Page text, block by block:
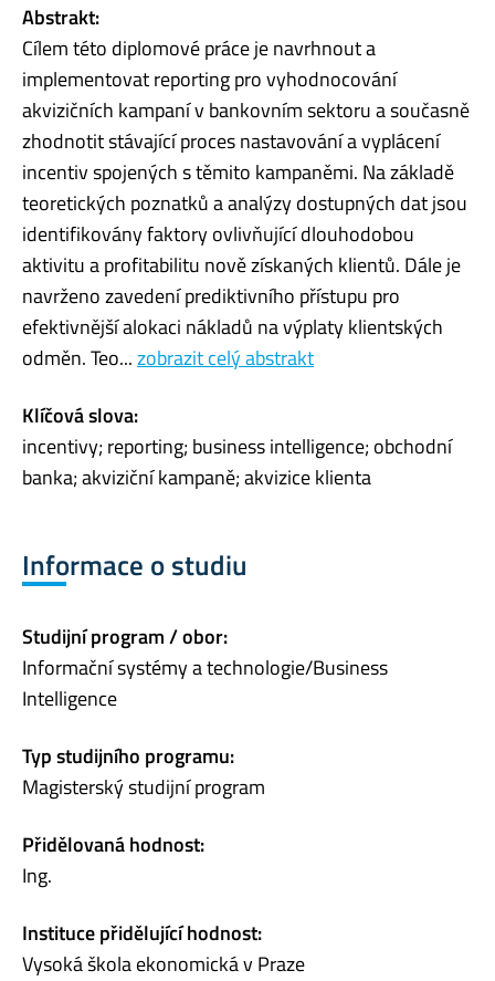
Abstrakt:
Cílem této diplomové práce je navrhnout a
implementovat reporting pro vyhodnocování
akvizičních kampaní v bankovním sektoru a současně
zhodnotit stávající proces nastavování a vyplácení
incentiv spojených s těmito kampaněmi. Na základě
teoretických poznatků a analýzy dostupných dat jsou
identifikovány faktory ovlivňující dlouhodobou
aktivitu a profitabilitu nově získaných klientů. Dále je
navrženo zavedení prediktivního přístupu pro
efektivnější alokaci nákladů na výplaty klientských
odměn. Teo...zobrazit celý abstrakt
Klíčová slova:
incentivy; reporting; business intelligence; obchodní
banka; akviziční kampaně; akvizice klienta
Informace o studiu
Studijní program / obor:
Informační systémy a technologie/Business
Intelligence
Typ studijního programu:
Magisterský studijní program
Přidělovaná hodnost:
Ing.
Instituce přidělující hodnost:
Vysoká škola ekonomická v Praze